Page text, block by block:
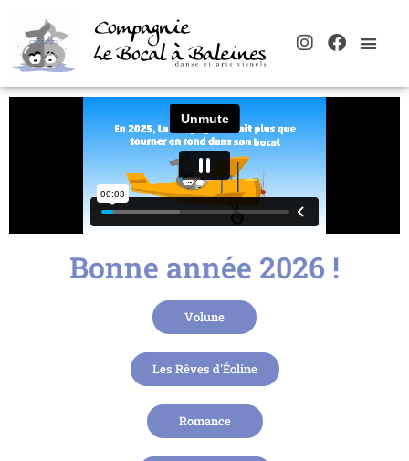
Bonne année 2026 !
Volune
Les Rêves d'Éoline
Romance